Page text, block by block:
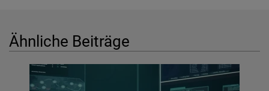
Ähnliche Beiträge